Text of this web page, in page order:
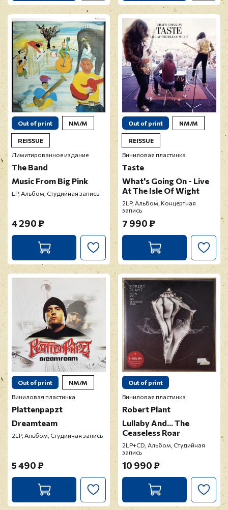
Out of print NM/M
REISSUE
Лимитированное издание
The Band
Music From Big Pink
LP, Альбом, Студийная запись
4 290 ₽
Out of print NM/M
REISSUE
Виниловая пластинка
Taste
What's Going On - Live
At The Isle Of Wight
2LP, Альбом, Концертная
запись
7 990 ₽
Out of print
NM/M
Виниловая пластинка
Plattenpapzt
Dreamteam
2LP, Альбом, Студийная запись
5 490 ₽
Out of print
Виниловая пластинка
Robert Plant
Lullaby And... The
Ceaseless Roar
2LP+CD, Альбом, Студийная
запись
10 990 ₽